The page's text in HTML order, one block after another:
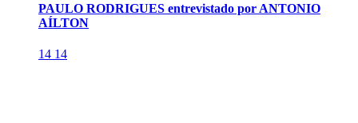
PAULO RODRIGUES entrevistado por ANTONIO
AÍLTON
14 14